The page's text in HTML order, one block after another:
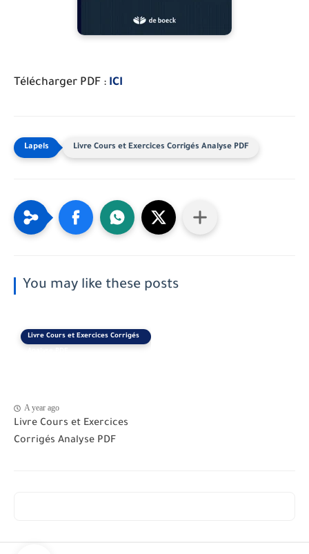
Télécharger PDF : ICI
Livre Cours et Exercices Corrigés Analyse PDF
You may like these posts
Livre Cours et Exercices Corrigés
A year ago
Livre Cours et Exercices
Corrigés Analyse PDF